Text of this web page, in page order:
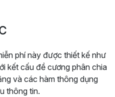
phí này được thiết kế như
kết cấu đề cương phân chia
và các hàm thông dụng
thông tin.